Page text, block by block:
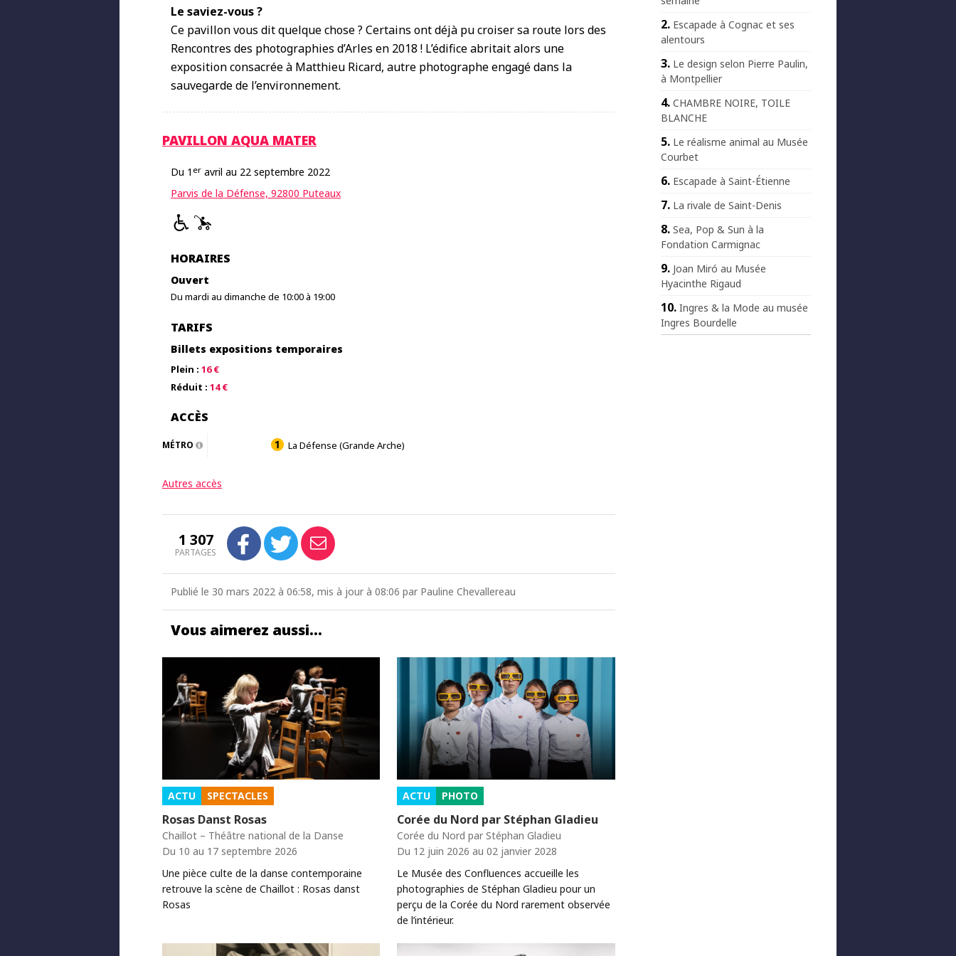
Le saviez-vous ?
Ce pavillon vous dit quelque chose ? Certains ont déjà pu croiser sa route lors des
Rencontres des photographies d’Arles en 2018 ! L’édifice abritait alors une
exposition consacrée à Matthieu Ricard, autre photographe engagé dans la
sauvegarde de l’environnement.
PAVILLON AQUA MATER
Du 1 er avril au 22 septembre 2022
Parvis de la Défense, 92800 Puteaux
HORAIRES
Ouvert
Du mardi au dimanche de 10:00 à 19:00
TARIFS
Billets expositions temporaires
Plein : 16 €
Réduit : 14 €
ACCÈS
MÉTRO La Défense (Grande Arche)
Autres accès
1 307
PARTAGES
Publié le 30 mars 2022 à 06:58, mis à jour à 08:06 par Pauline Chevallereau
Vous aimerez aussi…
ACTU SPECTACLES
Rosas Danst Rosas
Chaillot – Théâtre national de la Danse
Du 10 au 17 septembre 2026
Une pièce culte de la danse contemporaine
retrouve la scène de Chaillot : Rosas danst
Rosas
ACTU PHOTO
Corée du Nord par Stéphan Gladieu
Corée du Nord par Stéphan Gladieu
Du 12 juin 2026 au 02 janvier 2028
Le Musée des Confluences accueille les
photographies de Stéphan Gladieu pour un
perçu de la Corée du Nord rarement observée
de l’intérieur.
Escapade à Cognac et ses
alentours
Le design selon Pierre Paulin,
à Montpellier
CHAMBRE NOIRE, TOILE
BLANCHE
Le réalisme animal au Musée
Courbet
Escapade à Saint-Étienne
La rivale de Saint-Denis
Sea, Pop & Sun à la
Fondation Carmignac
Joan Miró au Musée
Hyacinthe Rigaud
Ingres & la Mode au musée
Ingres Bourdelle